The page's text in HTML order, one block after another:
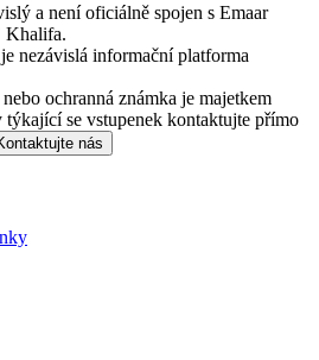
a není oficiálně spojen s Emaar
Khalifa.
nezávislá informační platforma
ochranná známka je majetkem
týkající se vstupenek kontaktujte přímo
nás